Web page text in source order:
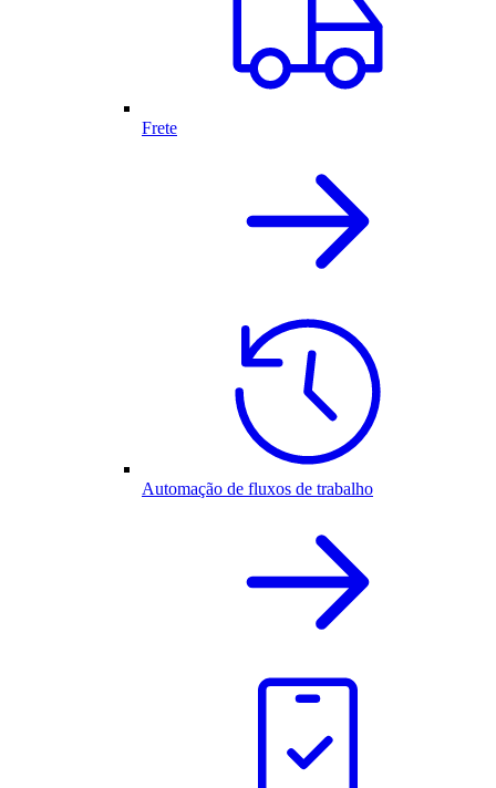
Frete
Automação de fluxos de trabalho